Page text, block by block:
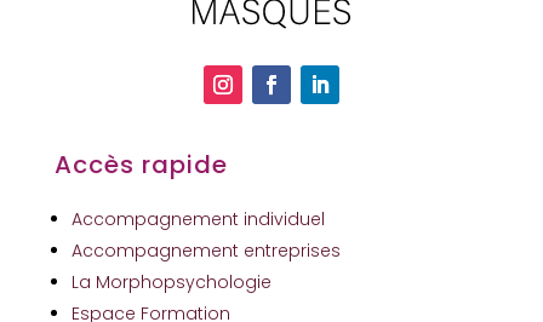
Accès rapide
Accompagnement individuel
Accompagnement entreprises
La Morphopsychologie
Espace Formation